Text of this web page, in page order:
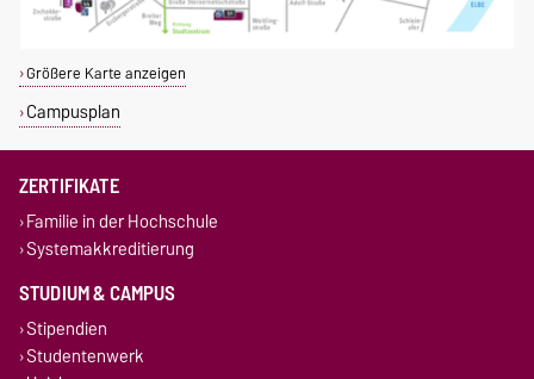
Größere Karte anzeigen
Campusplan
ZERTIFIKATE
Familie in der Hochschule
Systemakkreditierung
STUDIUM & CAMPUS
Stipendien
Studentenwerk